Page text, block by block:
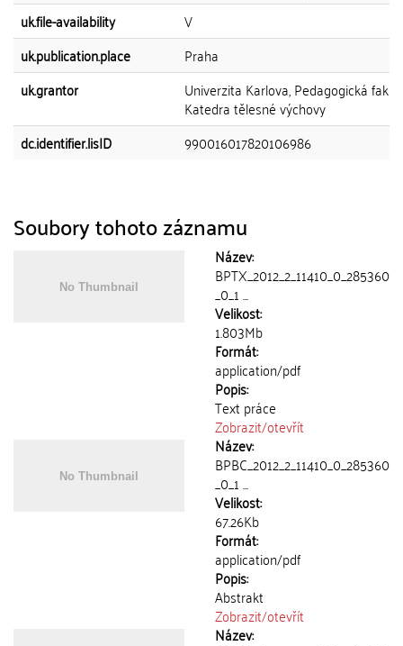
uk.file-availability
V
uk.publication.place
Praha
uk.grantor
Univerzita Karlova, Pedagogická
Katedra tělesné výchovy
dc.identifier.lisID
990016017820106986
Soubory tohoto záznamu
Název:
BPTX_2012_2_11410_0_285360
_0_1 ...
Velikost:
1.803Mb
Formát:
application/pdf
Popis:
Text práce
Zobrazit/otevřít
Název:
BPBC_2012_2_11410_0_285360
_0_1 ...
Velikost:
67.26Kb
Formát:
application/pdf
Popis:
Abstrakt
Zobrazit/otevřít
Název: